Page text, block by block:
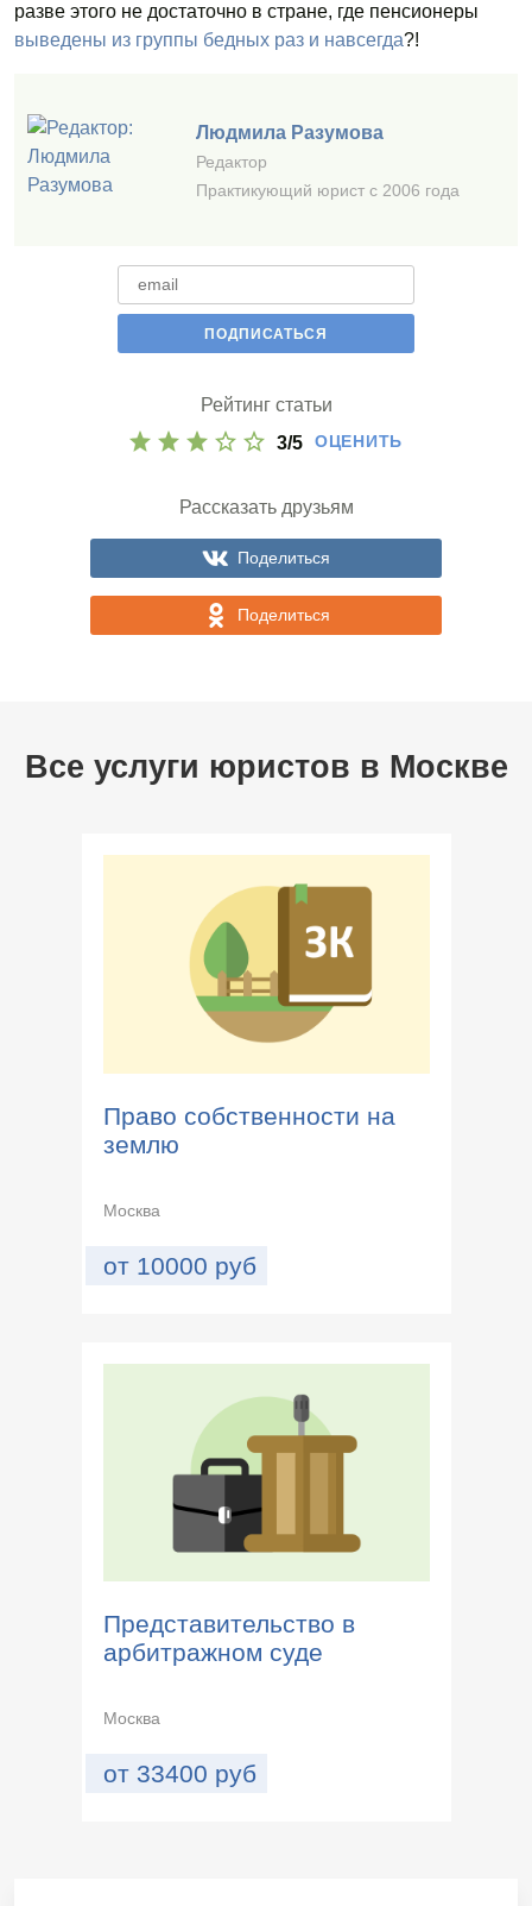
разве этого не достаточно в стране, где пенсионеры
выведены из группы бедных раз и навсегда?!
Людмила Разумова
Редактор
Практикующий юрист с 2006 года
Рейтинг статьи
3/5 ОЦЕНИТЬ
Рассказать друзьям
Поделиться
Поделиться
Все услуги юристов в Москве
Право собственности на
землю
Москва
от 10000 руб
Представительство в
арбитражном суде
Москва
от 33400 руб